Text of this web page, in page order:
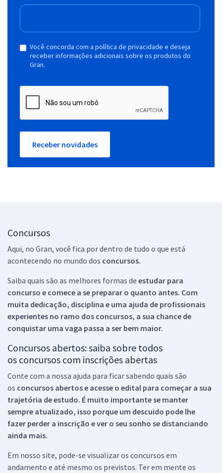
Você concorda com a política de privacidade e deseja
receber informações adicionais sobre os produtos do
Gran.
Receber novidades
Concursos
Aqui, no Gran, você fica por dentro de tudo o que está
acontecendo no mundo dos concursos.
Saiba quais são as melhores formas de estudar para
concurso e comece a se preparar o quanto antes. Com
muita dedicação, disciplina e uma ajuda de profissionais
experientes no ramo dos concursos, a sua chance de
conquistar uma vaga passa a ser bem maior.
Concursos abertos: saiba sobre todos
os concursos com inscrições abertas
Conte com a nossa ajuda para ficar sabendo quais são
os concursos abertos e acesse o edital para começar a sua
trajetória de estudo. É muito importante se manter
sempre atualizado, isso porque um descuido pode lhe
fazer perder a inscrição e ver o seu sonho se distanciando
ainda mais.
Em nosso site, pode-se visualizar os concursos em
andamento e até mesmo os previstos. Ter em mente os